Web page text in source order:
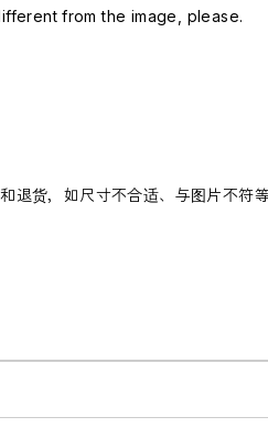
from the image, please.
退货，如尺寸不合适、与图片不符等